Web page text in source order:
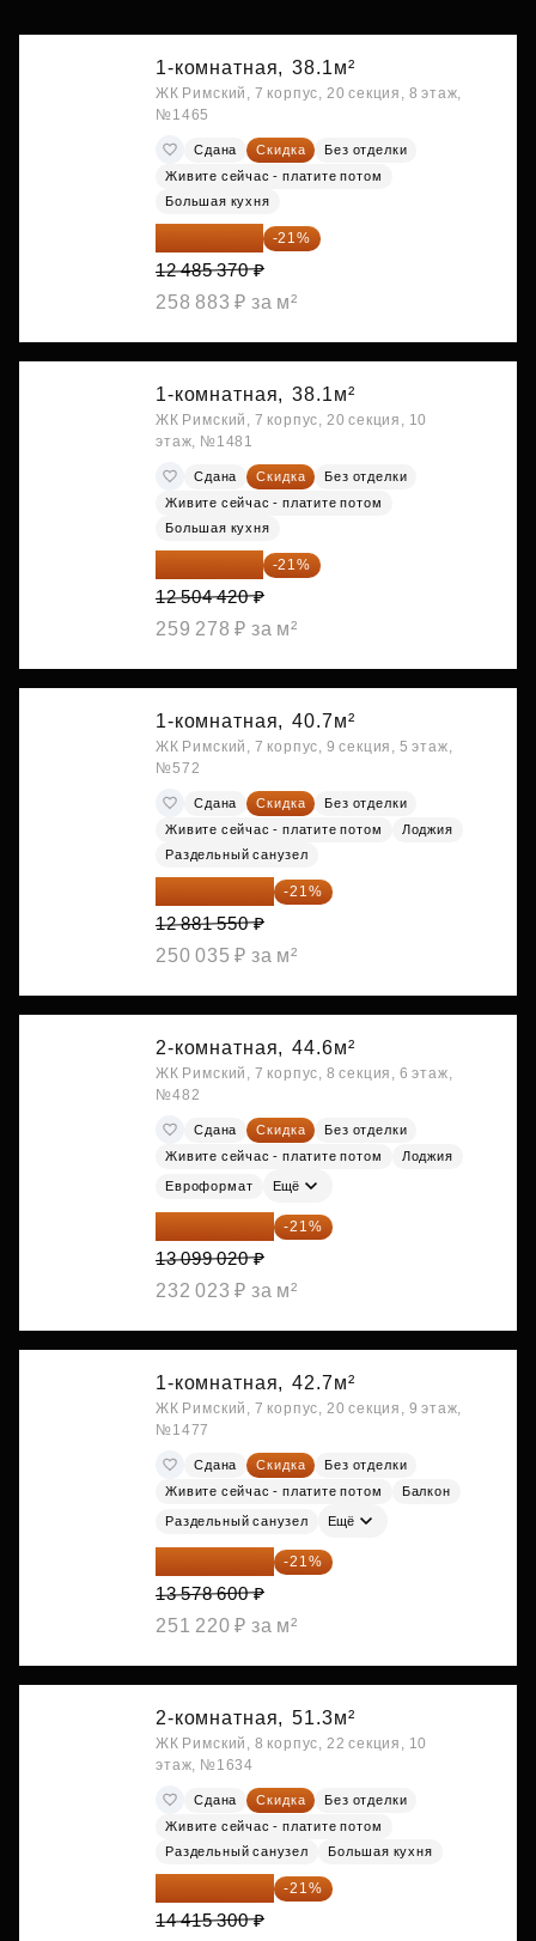
1-комнатная, 38.1м²
ЖК Римский, 7 корпус, 20 секция, 8 этаж,
№1465
Сдана Скидка
Без отделки
Живите сейчас - платите потом
Большая кухня
-21%
12 485 370 ₽
258 883 ₽ за м²
1-комнатная, 38.1м²
ЖК Римский, 7 корпус, 20 секция, 10
этаж, №1481
Сдана Скидка
Без отделки
Живите сейчас - платите потом
Большая кухня
-21%
12 504 420 ₽
259 278 ₽ за м²
1-комнатная, 40.7м²
ЖК Римский, 7 корпус, 9 секция, 5 этаж,
№572
Сдана Скидка
Без отделки
Живите сейчас - платите потом
Лоджия
Раздельный санузел
10 176 425 ₽ -21%
12 881 550 ₽
250 035 ₽ за м²
2-комнатная, 44.6м²
ЖК Римский, 7 корпус, 8 секция, 6 этаж,
№482
Сдана Скидка
Без отделки
Живите сейчас - платите потом
Лоджия
Евроформат Ещё
10 348 226 ₽ -21%
13 099 020 ₽
232 023 ₽ за м²
1-комнатная, 42.7м²
ЖК Римский, 7 корпус, 20 секция, 9 этаж,
№1477
Сдана Скидка
Без отделки
Живите сейчас - платите потом
Балкон
Раздельный санузел Ещё
10 727 094 ₽ -21%
13 578 600 ₽
251 220 ₽ за м²
2-комнатная, 51.3м²
ЖК Римский, 8 корпус, 22 секция, 10
этаж, №1634
Сдана Скидка
Без отделки
Живите сейчас - платите потом
Раздельный санузел
Большая кухня
11 388 087 ₽ -21%
14 415 300 ₽